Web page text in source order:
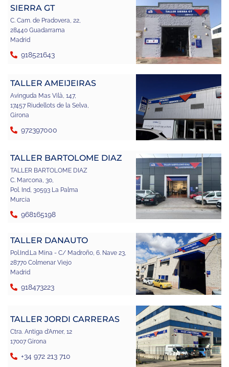
SIERRA GT
C. Cam. de Pradovera, 22,
28440 Guadarrama
Madrid
918521643
TALLER AMEIJEIRAS
Avinguda Mas Vilà, 147,
17457 Riudellots de la Selva,
Girona
972397000
TALLER BARTOLOME DIAZ
TALLER BARTOLOME DIAZ
C. Marcona, 30,
Pol. Ind, 30593 La Palma
Murcia
968165198
TALLER DANAUTO
Pol.Ind.La Mina - C/ Madroño, 6. Nave 23,
28770 Colmenar Viejo
Madrid
918473223
TALLER JORDI CARRERAS
Ctra. Antiga d'Amer, 12
17007 Girona
+34 972 213 710